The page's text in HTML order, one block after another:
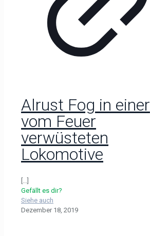
Alrust Fog in einer
vom Feuer
verwüsteten
Lokomotive
[...]
Gefällt es dir?
Siehe auch
Dezember 18, 2019